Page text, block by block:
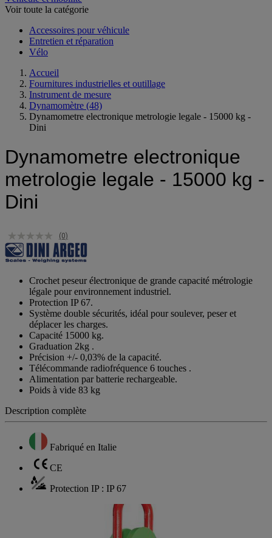
Voir toute la catégorie
Accessoires pour véhicule
Entretien et réparation
Vélo
Accueil
Fournitures industrielles et outillage
Instrument de mesure
Dynamomètre (48)
Dynamometre electronique metrologie legale - 15000 kg -
Dini
Dynamometre electronique
metrologie legale - 15000 kg -
Dini
(0)
Crochet peseur électronique de grande capacité métrologie
légale pour environnement industriel.
Protection IP 67.
Système double sécurités, idéal pour soulever, peser et
déplacer les charges.
Capacité 15000 kg.
Graduation 2kg .
Précision +/- 0,03% de la capacité.
Télécommande radiofréquence 6 touches .
Alimentation par batterie rechargeable.
Poids à vide 83 kg
Description complète
Fabriqué en Italie
CE
Protection IP : IP 67